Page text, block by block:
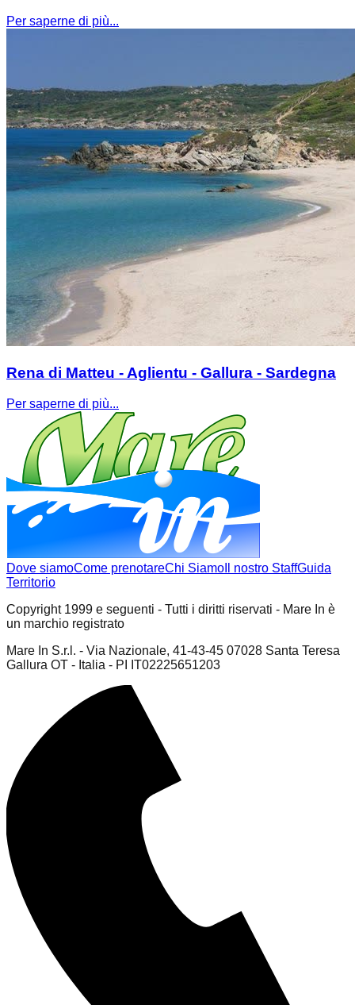
Per saperne di più...
Rena di Matteu - Aglientu - Gallura - Sardegna
Per saperne di più...
Dove siamoCome prenotareChi Siamo Il nostro StaffGuida
Territorio
Copyright 1999 e seguenti - Tutti i diritti riservati - Mare In è
un marchio registrato
Mare In S.r.l. - Via Nazionale, 41-43-45 07028 Santa Teresa
Gallura OT - Italia - PI IT02225651203